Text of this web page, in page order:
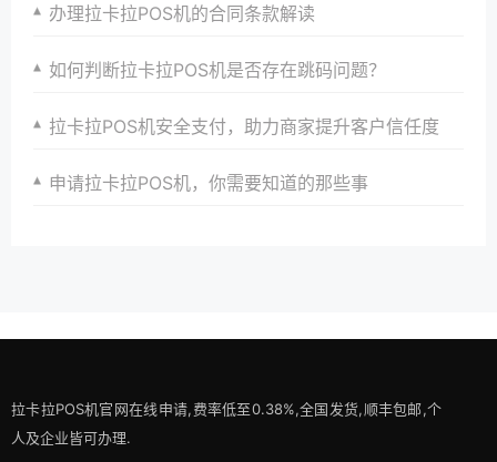
办理拉卡拉POS机的合同条款解读
如何判断拉卡拉POS机是否存在跳码问题？
拉卡拉POS机安全支付，助力商家提升客户信任度
申请拉卡拉POS机，你需要知道的那些事
拉卡拉POS机官网在线申请,费率低至0.38%,全国发货,顺丰包邮,个
人及企业皆可办理.